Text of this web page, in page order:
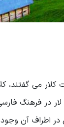
کلار می گفتند،
در فرهنگ
در اطراف آن